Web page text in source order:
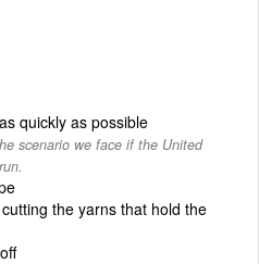
quickly as possible
scenario we face if the United
the yarns that hold the